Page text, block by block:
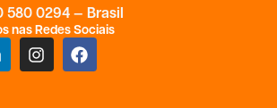
580 0294 — Brasil
nas Redes Sociais